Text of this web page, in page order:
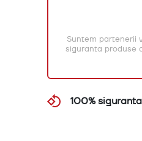
Suntem partenerii
siguranta produse
100%